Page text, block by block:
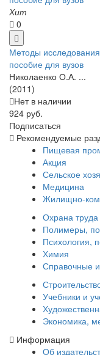
Хит
0
Методы
пособие для вузов
Николаенко О.А. ...
(2011)
Нет в наличии
924 руб.
Подписаться
Рекомендуемые
Пищевая
Акция
Сельское
Медицина
Жилищно-
Охрана труда
Полимеры,
Психология,
Химия
Справочные
Учебники и
Экономика,
Информация
Об